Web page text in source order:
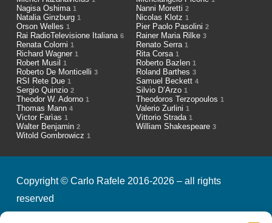
Nagisa Oshima 1 Nanni Moretti 2
Natalia Ginzburg 1 Nicolas Klotz 1
Orson Welles 1 Pier Paolo Pasolini 2
Rai RadioTelevisione Italiana 6 Rainer Maria Rilke 3
Renata Colorni 1 Renato Serra 1
Richard Wagner 1 Rita Corsa 1
Robert Musil 1 Roberto Bazlen 1
Roberto De Monticelli 3 Roland Barthes 3
RSI Rete Due 1 Samuel Beckett 4
Sergio Quinzio 2 Silvio D’Arzo 1
Theodor W. Adorno 1 Theodoros Terzopoulos 1
Thomas Mann 4 Valerio Zurlini 1
Victor Farìas 1 Vittorio Strada 1
Walter Benjamin 2 William Shakespeare 3
Witold Gombrowicz 1
Copyright © Carlo Rafele 2016-2026 – all rights
reserved